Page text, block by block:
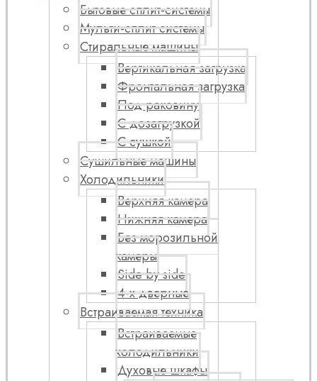
Бытовые сплит-системы
Мульти-сплит системы
Стиральные машины
Вертикальная загрузка
Фронтальная загрузка
Под раковину
С дозагрузкой
С сушкой
Сушильные машины
Холодильники
Верхняя камера
Нижняя камера
Без морозильной
камеры
Side by side
4-х дверные
Встраиваемая техника
Встраиваемые
холодильники
Духовые шкафы